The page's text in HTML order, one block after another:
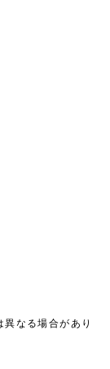
なる場合があり